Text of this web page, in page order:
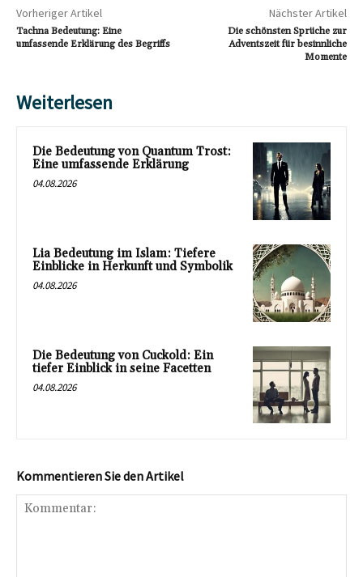
Vorheriger Artikel
Tachna Bedeutung: Eine
umfassende Erklärung des Begriffs
Nächster Artikel
Die schönsten Sprüche zur
Adventszeit für besinnliche
Momente
Weiterlesen
Die Bedeutung von Quantum Trost:
Eine umfassende Erklärung
04.08.2026
Lia Bedeutung im Islam: Tiefere
Einblicke in Herkunft und Symbolik
04.08.2026
Die Bedeutung von Cuckold: Ein
tiefer Einblick in seine Facetten
04.08.2026
Kommentieren Sie den Artikel